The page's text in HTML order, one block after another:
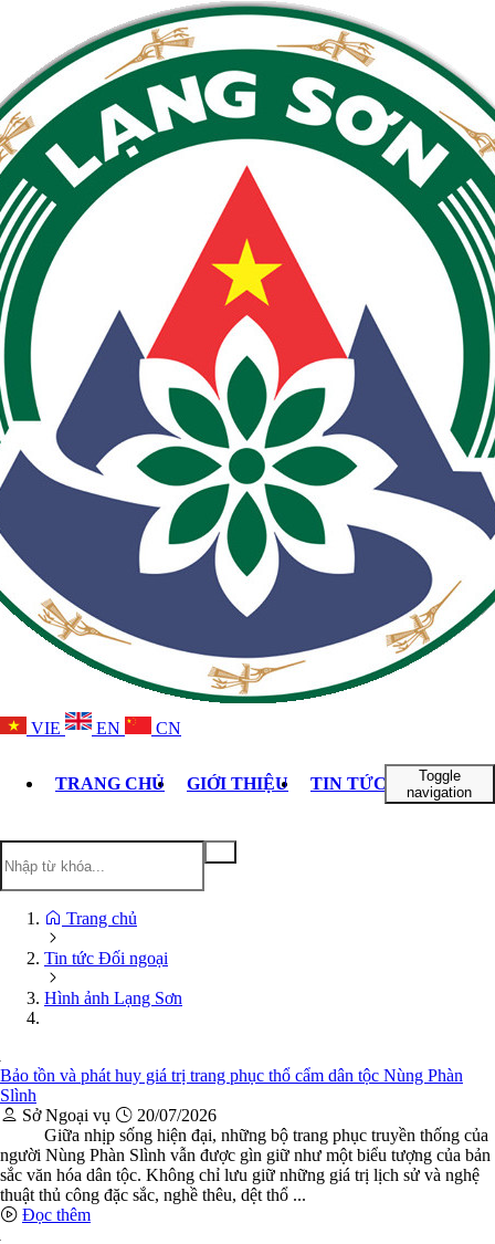
VIE EN CN
TRANG CHỦ GIỚI THIỆU TIN TỨC ĐỐI NGOẠI
Toggle
navigation
Trang chủ
Tin tức Đối ngoại
Hình ảnh Lạng Sơn
Bảo tồn và phát huy giá trị trang phục thổ cẩm dân tộc Nùng Phàn
Slình
Sở Ngoại vụ
20/07/2026
Giữa nhịp sống hiện đại, những bộ trang phục truyền thống của
người Nùng Phàn Slình vẫn được gìn giữ như một biểu tượng của bản
sắc văn hóa dân tộc. Không chỉ lưu giữ những giá trị lịch sử và nghệ
thuật thủ công đặc sắc, nghề thêu, dệt thổ ...
Đọc thêm